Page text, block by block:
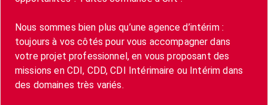
Nous sommes bien plus qu’une agence d’intérim :
toujours à vos côtés pour vous accompagner dans
votre projet professionnel, en vous proposant des
missions en CDI, CDD, CDI Intérimaire ou Intérim dans
des domaines très variés.